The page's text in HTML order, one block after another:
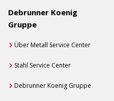
Debrunner Koenig
Gruppe
Über Metall Service Center
Stahl Service Center
Debrunner Koenig Gruppe